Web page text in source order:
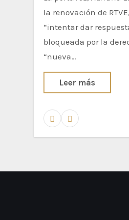
la renovación de
“intentar dar
bloqueada por la
“nueva…
Leer más